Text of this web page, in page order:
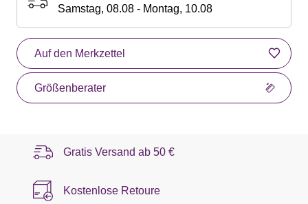
Samstag, 08.08 - Montag, 10.08
Auf den Merkzettel
Größenberater
Gratis Versand ab 50 €
Kostenlose Retoure